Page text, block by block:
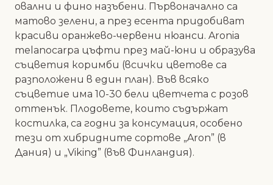
овални и фино назъбени. Първоначално са
матово зелени, а през есента придобиват
красиви оранжево-червени нюанси. Aronia
melanocarpa цъфти през май-юни и образува
съцветия коримби (всички цветове са
разположени в един план). Във всяко
съцветие има 10-30 бели цветчета с розов
оттенък. Плодовете, които съдържат
костилка, са годни за консумация, особено
тези от хибридните сортове „Aron” (в
Дания) и „Viking” (във Финландия).